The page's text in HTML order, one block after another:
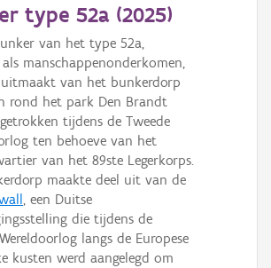
type 52a (2025)
van het type 52a,
manschappenonderkomen,
van het bunkerdorp
rond het park Den Brandt
tijdens de Tweede
ten behoeve van het
van het 89ste Legerkorps.
maakte deel uit van de
, een Duitse
die tijdens de
langs de Europese
kusten werd aangelegd om